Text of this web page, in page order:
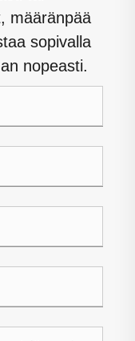
määränpää
sopivalla
nopeasti.